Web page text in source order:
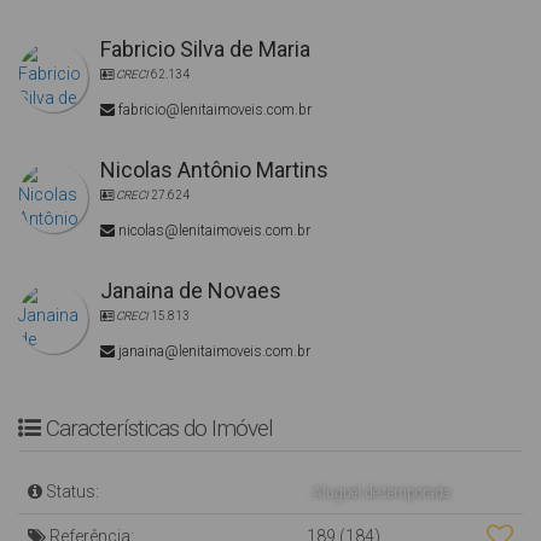
Fabricio Silva de Maria
CRECI62.134
fabricio@lenitaimoveis.com.br
Nicolas Antônio Martins
CRECI27.624
nicolas@lenitaimoveis.com.br
Janaina de Novaes
CRECI15.813
janaina@lenitaimoveis.com.br
Características do Imóvel
Status:
Referência: 189 (184)